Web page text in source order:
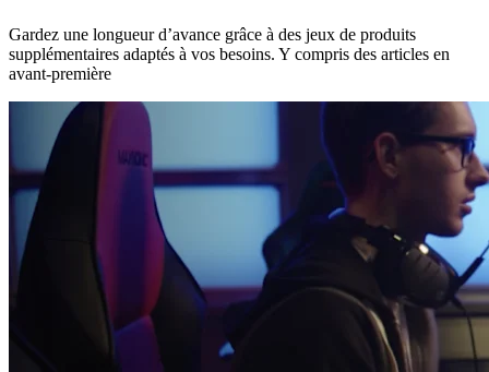
Gardez une longueur d’avance grâce à des jeux de produits
supplémentaires adaptés à vos besoins. Y compris des articles en
avant-première